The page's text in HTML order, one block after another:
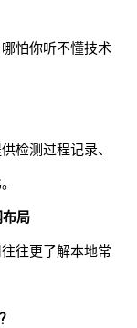
怕你听不懂技术
测过程记录、
局
往更了解本地常